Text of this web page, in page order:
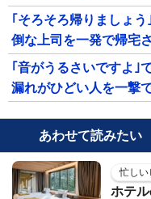
｢そろそろ帰りましょ
倒な上司を一発で帰宅
｢音がうるさいですよ｣
漏れがひどい人を一撃
あわせて読みたい
忙しい
ホテ